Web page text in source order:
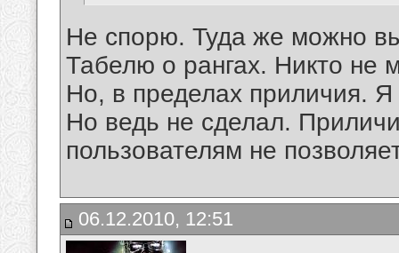
Не спорю. Туда же можно
Табелю о рангах. Никто не
Но, в пределах приличия. Я
Но ведь не сделал.
пользователям не
06.12.2010, 12:51